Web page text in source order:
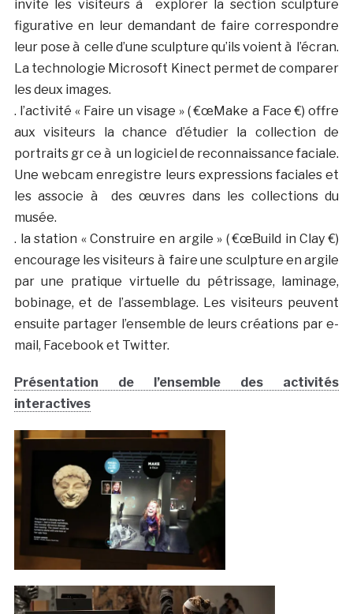
invite les visiteurs à explorer la section sculpture
figurative en leur demandant de faire correspondre
leur pose à celle d’une sculpture qu’ils voient à l’écran.
La technologie Microsoft Kinect permet de comparer
les deux images.
. l’activité « Faire un visage » ( €œMake a Face €) offre
aux visiteurs la chance d’étudier la collection de
portraits gr ce à un logiciel de reconnaissance faciale.
Une webcam enregistre leurs expressions faciales et
les associe à des œuvres dans les collections du
musée.
. la station « Construire en argile » ( €œBuild in Clay €)
encourage les visiteurs à faire une sculpture en argile
par une pratique virtuelle du pétrissage, laminage,
bobinage, et de l’assemblage. Les visiteurs peuvent
ensuite partager l’ensemble de leurs créations par e-
mail, Facebook et Twitter.
Présentation de l’ensemble des activités
interactives